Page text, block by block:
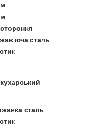
сталь
сталь